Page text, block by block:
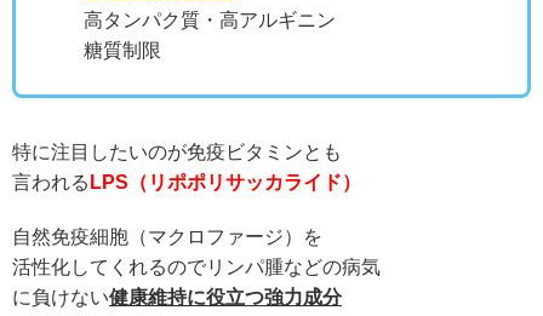
高タンパク質・高アルギニン
糖質制限
特に注目したいのが免疫ビタミンとも
言われる LPS（リポポリサッカライド）
自然免疫細胞（マクロファージ）を
活性化してくれるのでリンパ腫などの病気
に負けない健康維持に役立つ強力成分